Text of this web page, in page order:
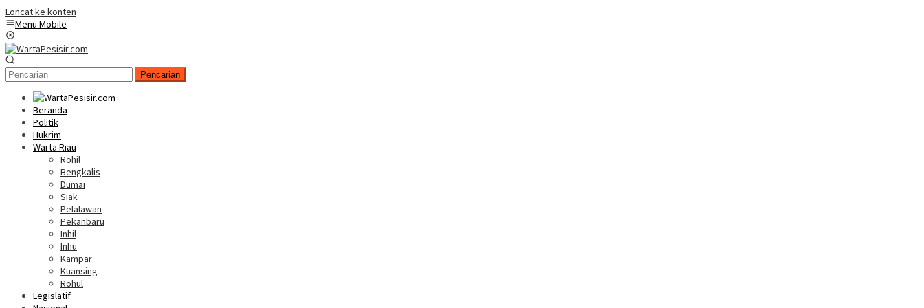
Loncat ke konten
Menu Mobile
Pencarian
Beranda
Politik
Hukrim
Warta Riau
Rohil
Bengkalis
Dumai
Siak
Pelalawan
Pekanbaru
Inhil
Inhu
Kampar
Kuansing
Rohul
Legislatif